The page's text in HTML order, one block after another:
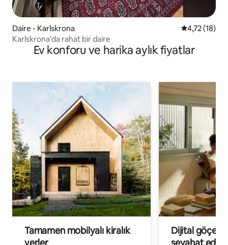
Daire - Karlskrona 5 üzerinden
4,72 (18)
Karlskrona'da rahat bir daire
Ev konforu ve harika aylık fiyatlar
Tamamen mobilyalı kiralık
Dijital